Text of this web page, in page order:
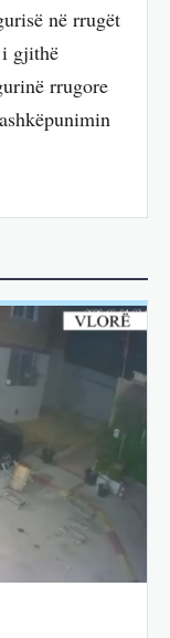
në rrugët
gjithë
rrugore